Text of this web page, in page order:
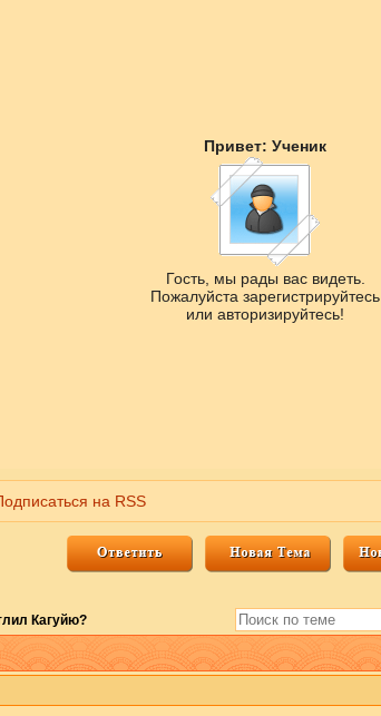
Привет: Ученик
Гость, мы рады вас видеть.
Пожалуйста зарегистрируйтесь
или авторизируйтесь!
на RSS
Кагуйю?